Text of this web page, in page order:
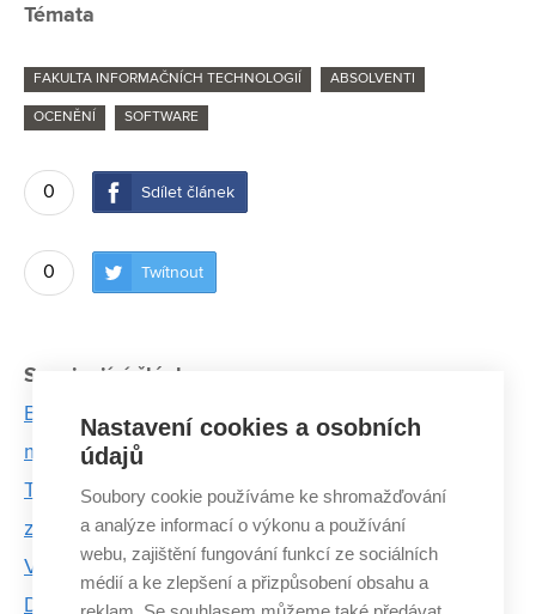
Témata
FAKULTA INFORMAČNÍCH TECHNOLOGIÍ ABSOLVENTI
OCENĚNÍ SOFTWARE
0 Sdílet článek
0 Twítnout
Související články:
Brněnský akcelerátor opět otevírá přihlášky. V
minulosti uspěli i studenti z VUT
Tomáš Horáček: Pomáháme firmám dělat z jejich
zaměstnanců headhuntery
Vytvořili koordinační systém pro záchranu životů.
Dnes ho používá i OSN
Nastavení cookies a osobních
údajů
Soubory cookie používáme ke shromažďování
a analýze informací o výkonu a používání
webu, zajištění fungování funkcí ze sociálních
médií a ke zlepšení a přizpůsobení obsahu a